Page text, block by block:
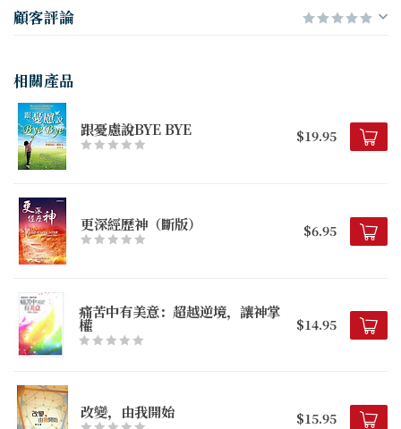
顧客評論
相關產品
跟憂慮說BYE BYE $19.95
更深經歷神（斷版） $6.95
痛苦中有美意：超越逆境，讓神掌
權 $14.95
改變，由我開始 $15.95